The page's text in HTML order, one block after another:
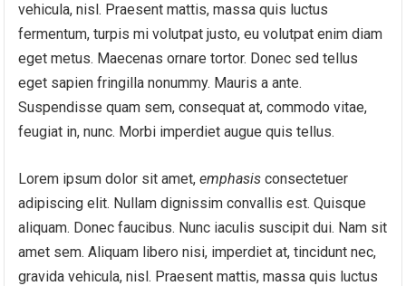
vehicula, nisl. Praesent mattis, massa quis luctus
fermentum, turpis mi volutpat justo, eu volutpat enim diam
eget metus. Maecenas ornare tortor. Donec sed tellus
eget sapien fringilla nonummy. Mauris a ante.
Suspendisse quam sem, consequat at, commodo vitae,
feugiat in, nunc. Morbi imperdiet augue quis tellus.
Lorem ipsum dolor sit amet,emphasis consectetuer
adipiscing elit. Nullam dignissim convallis est. Quisque
aliquam. Donec faucibus. Nunc iaculis suscipit dui. Nam sit
amet sem. Aliquam libero nisi, imperdiet at, tincidunt nec,
gravida vehicula, nisl. Praesent mattis, massa quis luctus